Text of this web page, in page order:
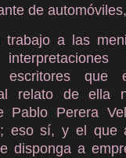
de
trabajo a las
escritores
relato de ella
Pablo Perera
eso sí, y el que
disponga a